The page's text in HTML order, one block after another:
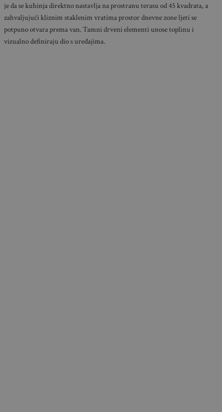
je da se kuhinja direktno nastavlja na prostranu terasu od 45 kvadrata, a
zahvaljujući kliznim staklenim vratima prostor dnevne zone ljeti se
potpuno otvara prema van. Tamni drveni elementi unose toplinu i
vizualno definiraju dio s uređajima.